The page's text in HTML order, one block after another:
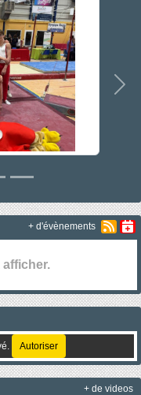
afficher.
+ d'évènements
Autoriser
+ de videos